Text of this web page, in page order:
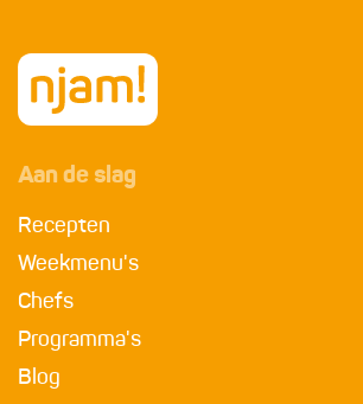
Aan de slag
Recepten
Weekmenu's
Chefs
Programma's
Blog